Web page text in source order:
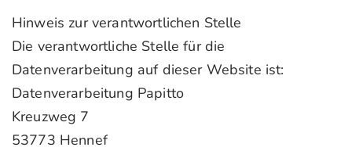
Hinweis zur verantwortlichen Stelle
Die verantwortliche Stelle für die
Datenverarbeitung auf dieser Website ist:
Datenverarbeitung Papitto
Kreuzweg 7
53773 Hennef